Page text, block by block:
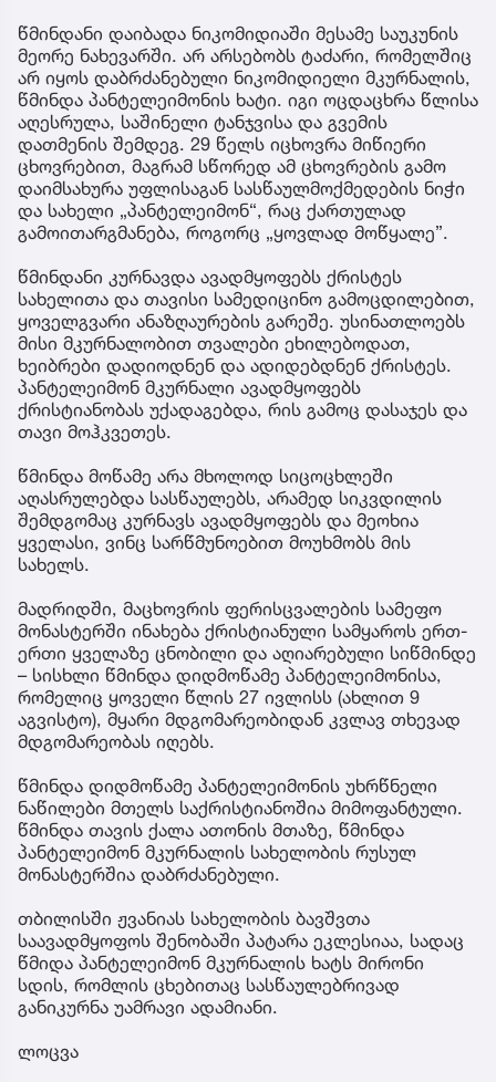
წმინდანი დაიბადა ნიკომიდიაში მესამე საუკუნის
მეორე ნახევარში. არ არსებობს ტაძარი, რომელშიც
არ იყოს დაბრძანებული ნიკომიდიელი მკურნალის,
წმინდა პანტელეიმონის ხატი. იგი ოცდაცხრა წლისა
აღესრულა, საშინელი ტანჯვისა და გვემის
დათმენის შემდეგ. 29 წელს იცხოვრა მიწიერი
ცხოვრებით, მაგრამ სწორედ ამ ცხოვრების გამო
დაიმსახურა უფლისაგან სასწაულმოქმედების ნიჭი
და სახელი „პანტელეიმონ“, რაც ქართულად
გამოითარგმანება, როგორც „ყოვლად მოწყალე”.
წმინდანი კურნავდა ავადმყოფებს ქრისტეს
სახელითა და თავისი სამედიცინო გამოცდილებით,
ყოველგვარი ანაზღაურების გარეშე. უსინათლოებს
მისი მკურნალობით თვალები ეხილებოდათ,
ხეიბრები დადიოდნენ და ადიდებდნენ ქრისტეს.
პანტელეიმონ მკურნალი ავადმყოფებს
ქრისტიანობას უქადაგებდა, რის გამოც დასაჯეს და
თავი მოჰკვეთეს.
წმინდა მოწამე არა მხოლოდ სიცოცხლეში
აღასრულებდა სასწაულებს, არამედ სიკვდილის
შემდგომაც კურნავს ავადმყოფებს და მეოხია
ყველასი, ვინც სარწმუნოებით მოუხმობს მის
სახელს.
მადრიდში, მაცხოვრის ფერისცვალების სამეფო
მონასტერში ინახება ქრისტიანული სამყაროს ერთ-
ერთი ყველაზე ცნობილი და აღიარებული სიწმინდე
– სისხლი წმინდა დიდმოწამე პანტელეიმონისა,
რომელიც ყოველი წლის 27 ივლისს (ახლით 9
აგვისტო), მყარი მდგომარეობიდან კვლავ თხევად
მდგომარეობას იღებს.
წმინდა დიდმოწამე პანტელეიმონის უხრწნელი
ნაწილები მთელს საქრისტიანოშია მიმოფანტული.
წმინდა თავის ქალა ათონის მთაზე, წმინდა
პანტელეიმონ მკურნალის სახელობის რუსულ
მონასტერშია დაბრძანებული.
თბილისში ჟვანიას სახელობის ბავშვთა
საავადმყოფოს შენობაში პატარა ეკლესიაა, სადაც
წმიდა პანტელეიმონ მკურნალის ხატს მირონი
სდის, რომლის ცხებითაც სასწაულებრივად
განიკურნა უამრავი ადამიანი.
ლოცვა